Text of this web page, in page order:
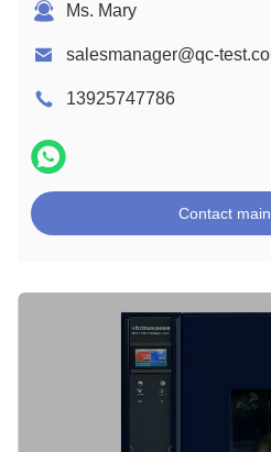
Ms. Mary
salesmanager@qc-
13925747786
Contact